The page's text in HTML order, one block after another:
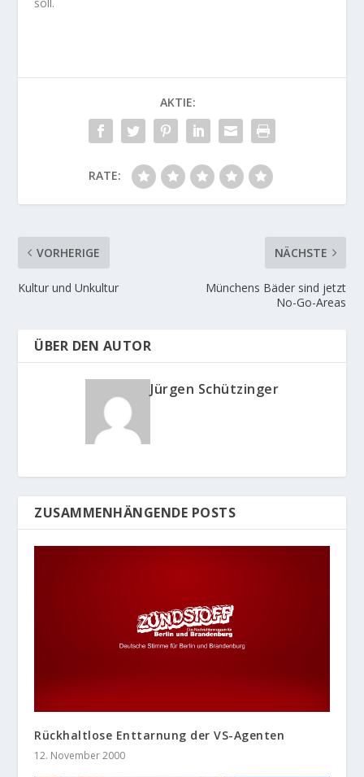
soll.
AKTIE:
RATE:
VORHERIGE
Kultur und Unkultur
NÄCHSTE
Münchens Bäder sind jetzt
No-Go-Areas
ÜBER DEN AUTOR
Jürgen Schützinger
ZUSAMMENHÄNGENDE POSTS
Rückhaltlose Enttarnung der VS-Agenten
12. November 2000